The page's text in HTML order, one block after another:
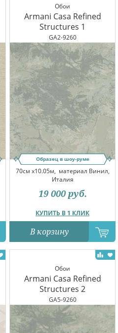
Обои
Armani Casa Refined
Structures 1
GA2-9260
Образец в шоу-руме
70см x10.05м, материал Винил,
Италия
КУПИТЬ В 1 КЛИК
19 000 руб.
В корзину
Обои
Armani Casa Refined
Structures 2
GA5-9260